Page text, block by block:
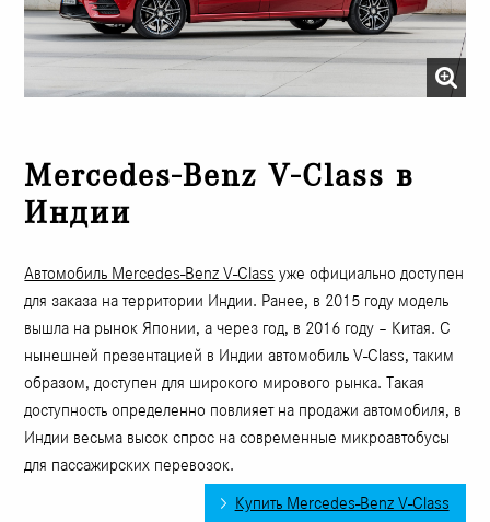
Mercedes-Benz V-Class в
Индии
Автомобиль Mercedes-Benz V-Class уже официально доступен
для заказа на территории Индии. Ранее, в 2015 году модель
вышла на рынок Японии, а через год, в 2016 году – Китая. С
нынешней презентацией в Индии автомобиль V-Class, таким
образом, доступен для широкого мирового рынка. Такая
доступность определенно повлияет на продажи автомобиля, в
Индии весьма высок спрос на современные микроавтобусы
для пассажирских перевозок.
Купить Mercedes-Benz V-Class